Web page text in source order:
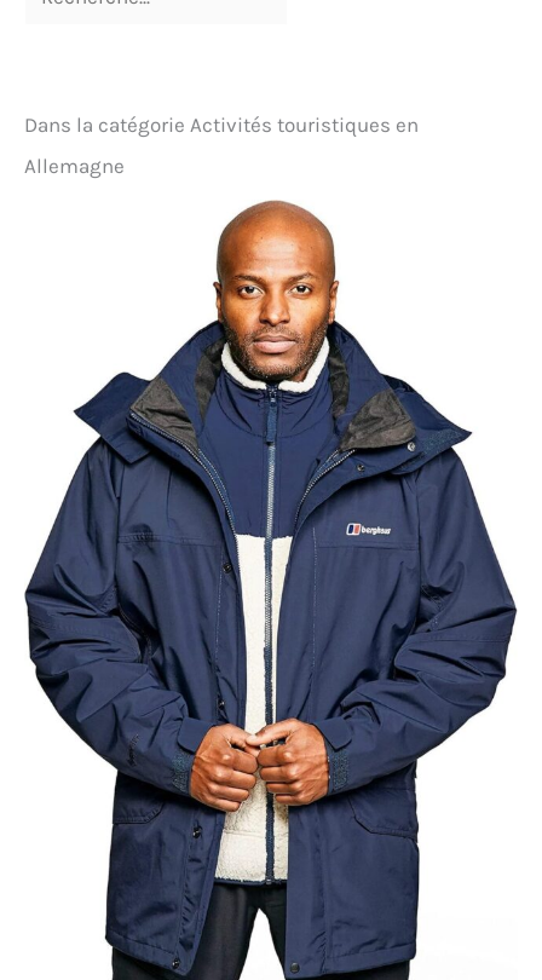
Dans la catégorie Activités touristiques en
Allemagne